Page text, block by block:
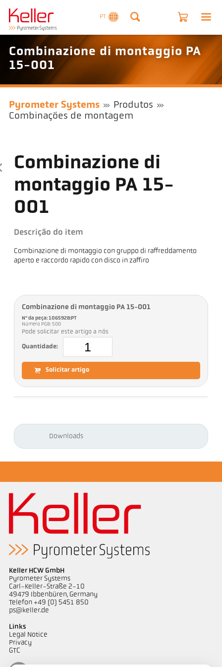
PT
Combinazione di montaggio PA
15-001
Pyrometer Systems
Produtos
Combinações de montagem
Combinazione di
montaggio PA 15-
001
Descrição do item
Combinazione di montaggio con gruppo di raffreddamento
aperto e raccordo rapido con disco in zaffiro
Combinazione di montaggio PA 15-001
Nº da peça: 1065928:PT
Número PGB: 500
Pode solicitar este artigo a nós
Quantidade:
Solicitar artigo
Downloads
Keller HCW GmbH
Pyrometer Systems
Carl-Keller-Straße 2-10
49479 Ibbenbüren, Germany
Telefon +49 (0) 5451 850
ps@keller.de
Links
Legal Notice
Privacy
GTC